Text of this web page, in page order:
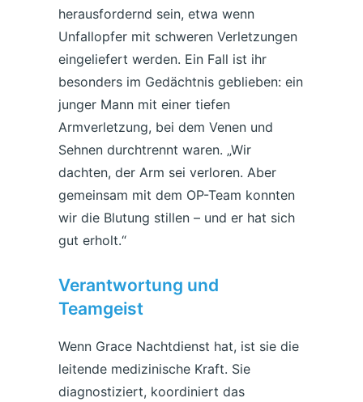
herausfordernd sein, etwa wenn
Unfallopfer mit schweren Verletzungen
eingeliefert werden. Ein Fall ist ihr
besonders im Gedächtnis geblieben: ein
junger Mann mit einer tiefen
Armverletzung, bei dem Venen und
Sehnen durchtrennt waren. „Wir
dachten, der Arm sei verloren. Aber
gemeinsam mit dem OP-Team konnten
wir die Blutung stillen – und er hat sich
gut erholt.“
Verantwortung und
Teamgeist
Wenn Grace Nachtdienst hat, ist sie die
leitende medizinische Kraft. Sie
diagnostiziert, koordiniert das